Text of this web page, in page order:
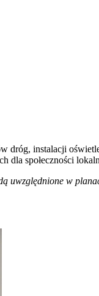
dróg, instalacji
dla społeczności
uwzględnione w